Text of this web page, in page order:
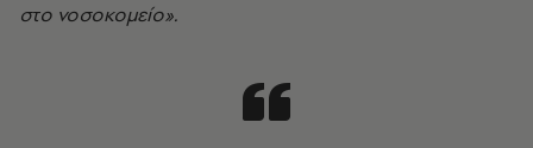
στο νοσοκομείο».